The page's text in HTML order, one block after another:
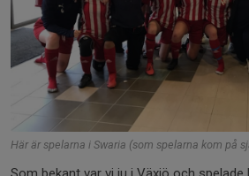
Här är spelarna i Swaria (som spelarna kom på